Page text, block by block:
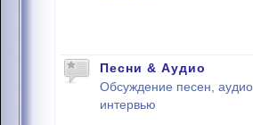
Песни & Аудио
Обсуждение песен,
интервью